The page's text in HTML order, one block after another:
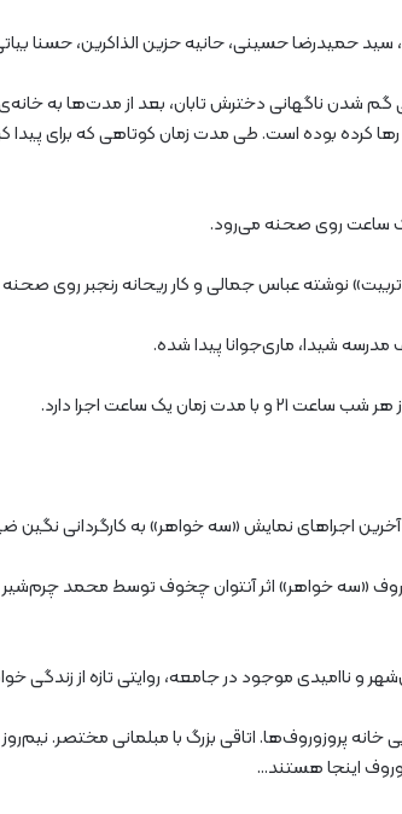
سید ‌حمیدرضا ‌حسینی، حانیه ‌حزین ‌الذاکرین، حسنا
گم شدن ناگهانی دخترش تابان، بعد از مدت‌ها به
کرده بوده است. طی مدت زمان کوتاهی که برای پیدا
نوشته عباس جمالی و کار ریحانه رنجبر روی
مدرسه شیدا، ماری‌جوانا پیدا شده.
یک ساعت اجرا دارد.
آخرین اجراهای نمایش «سه خواهر» به کارگردانی نگین
«سه خواهر» اثر آنتوان چخوف توسط محمد چرم‌شیر
و ناامیدی موجود در جامعه، روایتی تازه از زندگی
خانه پروزوروف‌ها. اتاقی بزرگ با مبلمانی مختصر.
اینجا هستند…